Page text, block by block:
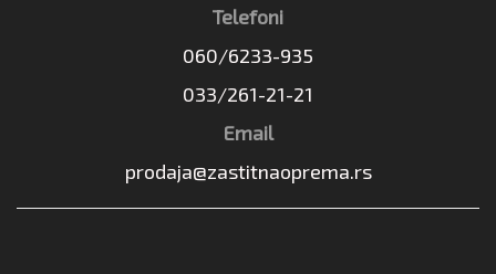
Telefoni
060/6233-935
033/261-21-21
Email
prodaja@zastitnaoprema.rs